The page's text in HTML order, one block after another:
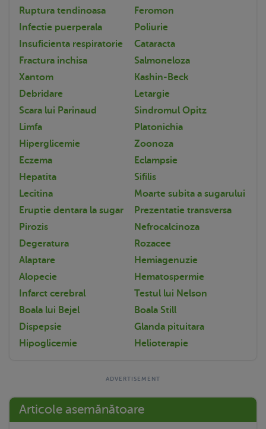
Ruptura tendinoasa
Feromon
Infectie puerperala
Poliurie
Insuficienta respiratorie
Cataracta
Fractura inchisa
Salmoneloza
Xantom
Kashin-Beck
Debridare
Letargie
Scara lui Parinaud
Sindromul Opitz
Limfa
Platonichia
Hiperglicemie
Zoonoza
Eczema
Eclampsie
Hepatita
Sifilis
Lecitina
Moarte subita a sugarului
Eruptie dentara la sugar
Prezentatie transversa
Pirozis
Nefrocalcinoza
Degeratura
Rozacee
Alaptare
Hemiagenuzie
Alopecie
Hematospermie
Infarct cerebral
Testul lui Nelson
Boala lui Bejel
Boala Still
Dispepsie
Glanda pituitara
Hipoglicemie
Helioterapie
Articole asemănătoare